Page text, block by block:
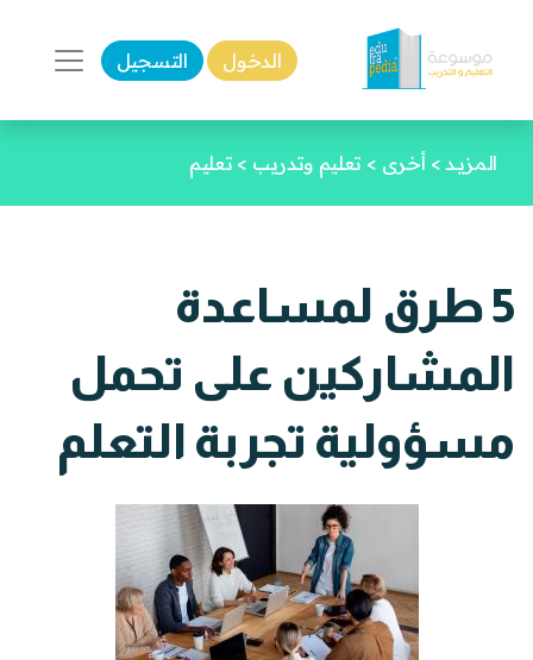
الدخول التسجيل
المزيـد > أخرى > تعليم وتدريب > تعليم
5 طرق لمساعدة
المشاركين على تحمل
مسؤولية تجربة التعلم